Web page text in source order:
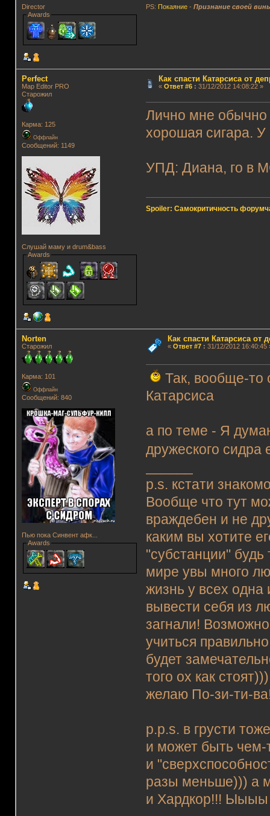
Director
Awards
PS: Покаяние -Признание своей
Perfect
Map Editor PRO
Старожил
Карма: 125
Оффлайн
Сообщений: 1149
Слушай маму и drum&bass
Awards
Как спасти Катарсиса от
« Ответ #6: 31/12/2012 14:08:22 »
Лично мне обычно
хорошая сигара. У
УПД: Диана, го в
Spoiler: Самокритичность
Norten
Старожил
Карма: 101
Оффлайн
Сообщений: 840
Пью пока Синвент афк...
Awards
Как спасти Катарсиса от
« Ответ #7: 31/12/2012 16:40:45
Так, вообще-то
Катарсиса
а по теме - Я
дружеского сидра
p.s. кстати
Вообще что тут
враждебен и не
каким вы хотите
"субстанции"
мире увы много
жизнь у всех
вывести себя из
загнали!
учиться
будет
того ох как
желаю По-зи-ти-
p.p.s. в грусти
и может быть чем-
и
разы меньше))) а
и Хардкор!!! Ыыыы